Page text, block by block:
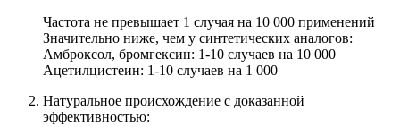
Частота не превышает 1 случая на 10 000 применений
Значительно ниже, чем у синтетических аналогов:
Амброксол, бромгексин: 1-10 случаев на 10 000
Ацетилцистеин: 1-10 случаев на 1 000
Натуральное происхождение с доказанной
эффективностью: